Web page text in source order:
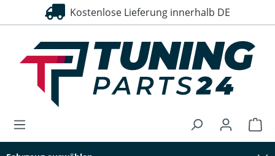
springen Kostenlose Lieferung innerhalb DE